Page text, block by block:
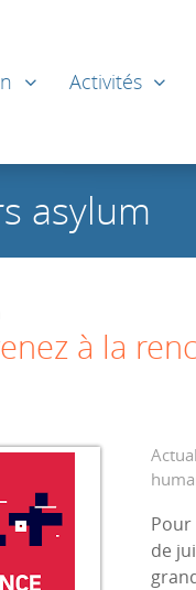
Activités
asylum
à la
Pour
de